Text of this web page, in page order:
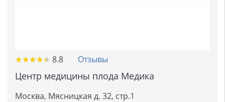
★★★★★
★★★★★ 8.8 Отзывы
Центр медицины плода Медика
Москва, Мясницкая д. 32, стр.1